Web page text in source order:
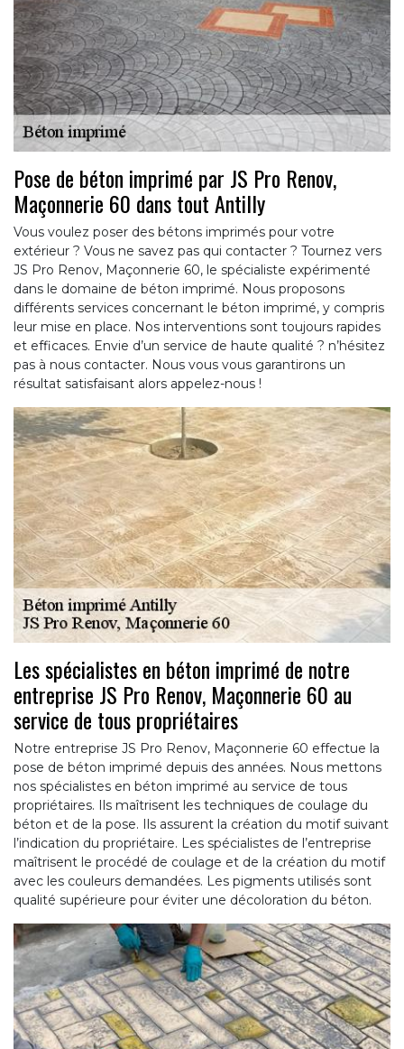
Pose de béton imprimé par JS Pro Renov,
Maçonnerie 60 dans tout Antilly
Vous voulez poser des bétons imprimés pour votre
extérieur ? Vous ne savez pas qui contacter ? Tournez vers
JS Pro Renov, Maçonnerie 60, le spécialiste expérimenté
dans le domaine de béton imprimé. Nous proposons
différents services concernant le béton imprimé, y compris
leur mise en place. Nos interventions sont toujours rapides
et efficaces. Envie d’un service de haute qualité ? n’hésitez
pas à nous contacter. Nous vous vous garantirons un
résultat satisfaisant alors appelez-nous !
Les spécialistes en béton imprimé de notre
entreprise JS Pro Renov, Maçonnerie 60 au
service de tous propriétaires
Notre entreprise JS Pro Renov, Maçonnerie 60 effectue la
pose de béton imprimé depuis des années. Nous mettons
nos spécialistes en béton imprimé au service de tous
propriétaires. Ils maîtrisent les techniques de coulage du
béton et de la pose. Ils assurent la création du motif suivant
l’indication du propriétaire. Les spécialistes de l’entreprise
maîtrisent le procédé de coulage et de la création du motif
avec les couleurs demandées. Les pigments utilisés sont
qualité supérieure pour éviter une décoloration du béton.